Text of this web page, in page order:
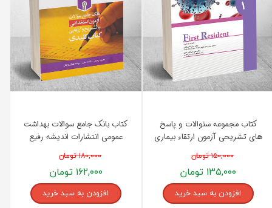
کتاب مجموعه سئوالات و پاسخ
های تشریحی آزمون ارتقاء بیماری
انتشارات اندیشه رفیع
۱۵۰,۰۰۰ تومان
۱۳۵,۰۰۰ تومان
افزودن به سبد خرید
کتاب بانک جامع سوالات بهداشت
عمومی انتشارات اندیشه رفیع
۱۸۰,۰۰۰ تومان
۱۶۲,۰۰۰ تومان
افزودن به سبد خرید